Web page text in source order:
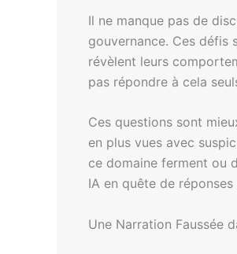
Il ne manque pas de
gouvernance. Ces défis
révèlent leurs
pas répondre à cela
Ces questions sont
en plus vues avec
ce domaine ferment ou
IA en quête de
Une Narration Faussée